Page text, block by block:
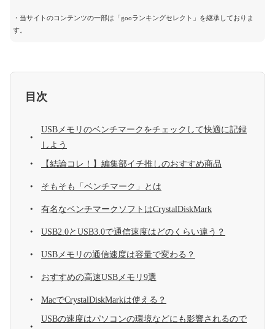
・当サイトのコンテンツの一部は「gooランキングセレクト」を継承しておりま
す。
目次
USBメモリのベンチマークをチェックして快適に記録
しよう
【結論コレ！】編集部イチ推しのおすすめ商品
そもそも「ベンチマーク」とは
有名なベンチマークソフトはCrystalDiskMark
USB2.0とUSB3.0で通信速度はどのくらい違う？
USBメモリの通信速度は容量で変わる？
おすすめの高速USBメモリ9選
MacでCrystalDiskMarkは使える？
USBの速度はパソコンの環境などにも影響されるので